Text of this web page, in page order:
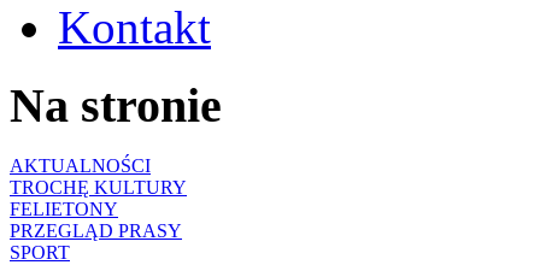
Kontakt
Na stronie
AKTUALNOŚCI
TROCHĘ KULTURY
FELIETONY
PRZEGLĄD PRASY
SPORT